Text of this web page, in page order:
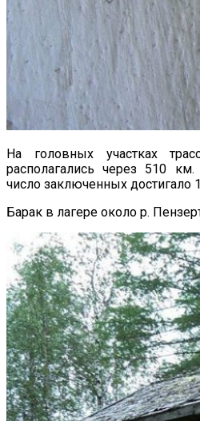
На головных участках
располагались через 510 км.
число заключенных достигало
Барак в лагере около р.